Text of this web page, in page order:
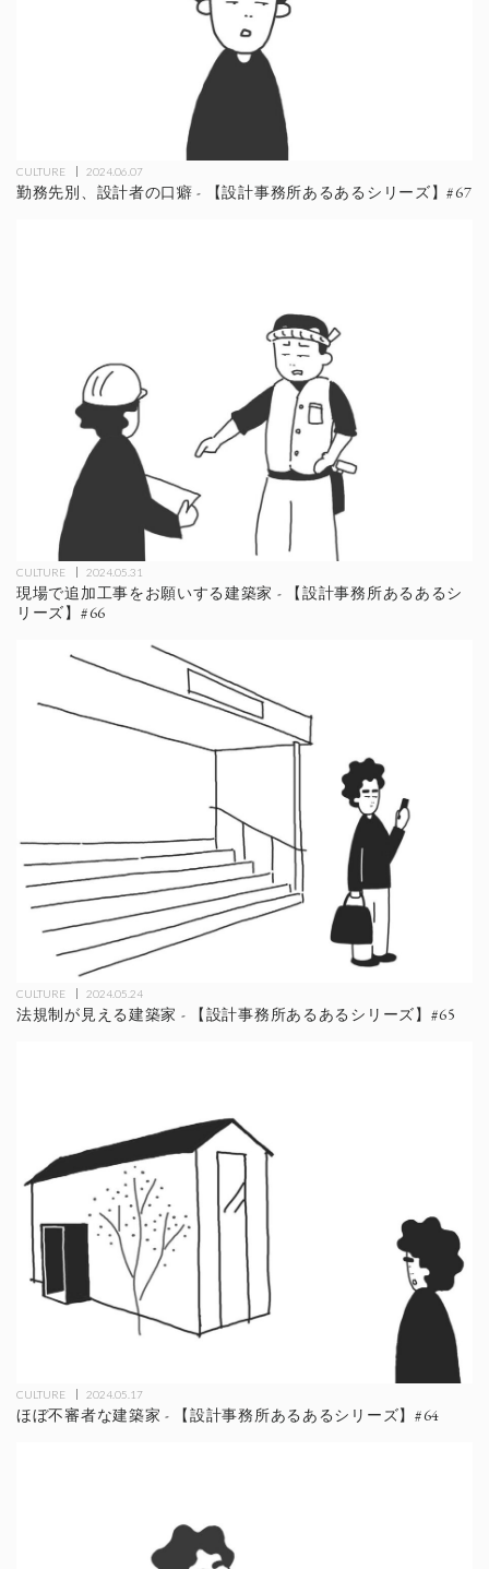
CULTURE 2024.06.07
勤務先別、設計者の口癖 - 【設計事務所あるあるシリーズ】#67
CULTURE 2024.05.31
現場で追加工事をお願いする建築家 - 【設計事務所あるあるシ
リーズ】#66
CULTURE 2024.05.24
法規制が見える建築家 - 【設計事務所あるあるシリーズ】#65
CULTURE 2024.05.17
ほぼ不審者な建築家 - 【設計事務所あるあるシリーズ】#64